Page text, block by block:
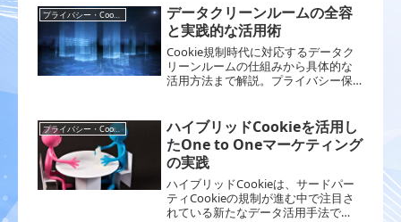
る新たな可能性を開きます。本記事
では、その仕組みや活用事例をわか
りやすく解説します
プライバシー・Cookie規制
データクリーンルームの全容
と実践的な活用術
Cookie規制時代に対応するデータク
リーンルームの仕組みから具体的な
活用方法まで解説。プライバシー保
プライバシー・Cookie規制
ハイブリッドCookieを活用し
たOne to Oneマーケティング
の実践
ハイブリッドCookieは、サードパー
ティCookieの規制が進む中で注目さ
れている新たなデータ活用手法で